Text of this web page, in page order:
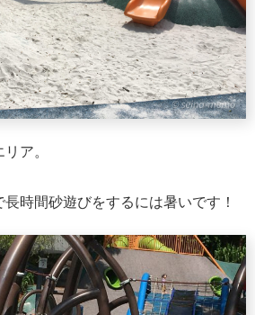
ア。
時間砂遊びをするには暑いです！